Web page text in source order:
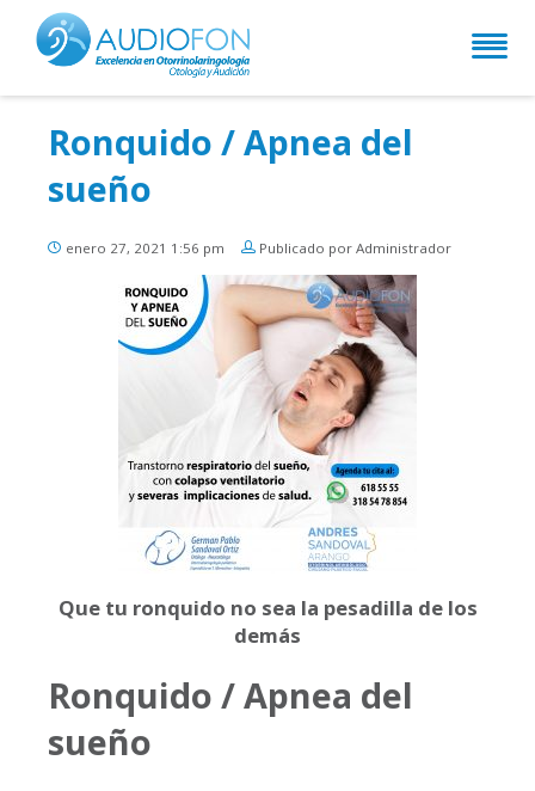
Ronquido / Apnea del
sueño
enero 27, 2021 1:56 pm Publicado por Administrador
Que tu ronquido no sea la pesadilla de los
demás
Ronquido / Apnea del
sueño